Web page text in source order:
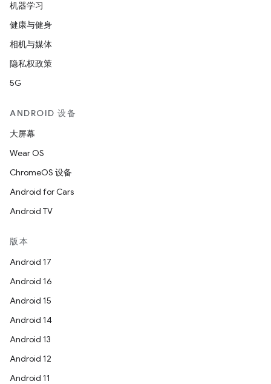
机器学习
健康与健身
相机与媒体
隐私权政策
5G
ANDROID 设备
大屏幕
Wear OS
ChromeOS 设备
Android for Cars
Android TV
版本
Android 17
Android 16
Android 15
Android 14
Android 13
Android 12
Android 11